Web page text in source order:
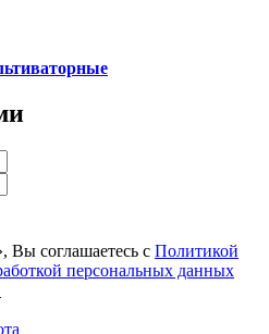
Вы соглашаетесь с Политикой
персональных данных